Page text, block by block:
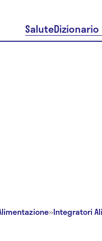
Salute
»Integratori